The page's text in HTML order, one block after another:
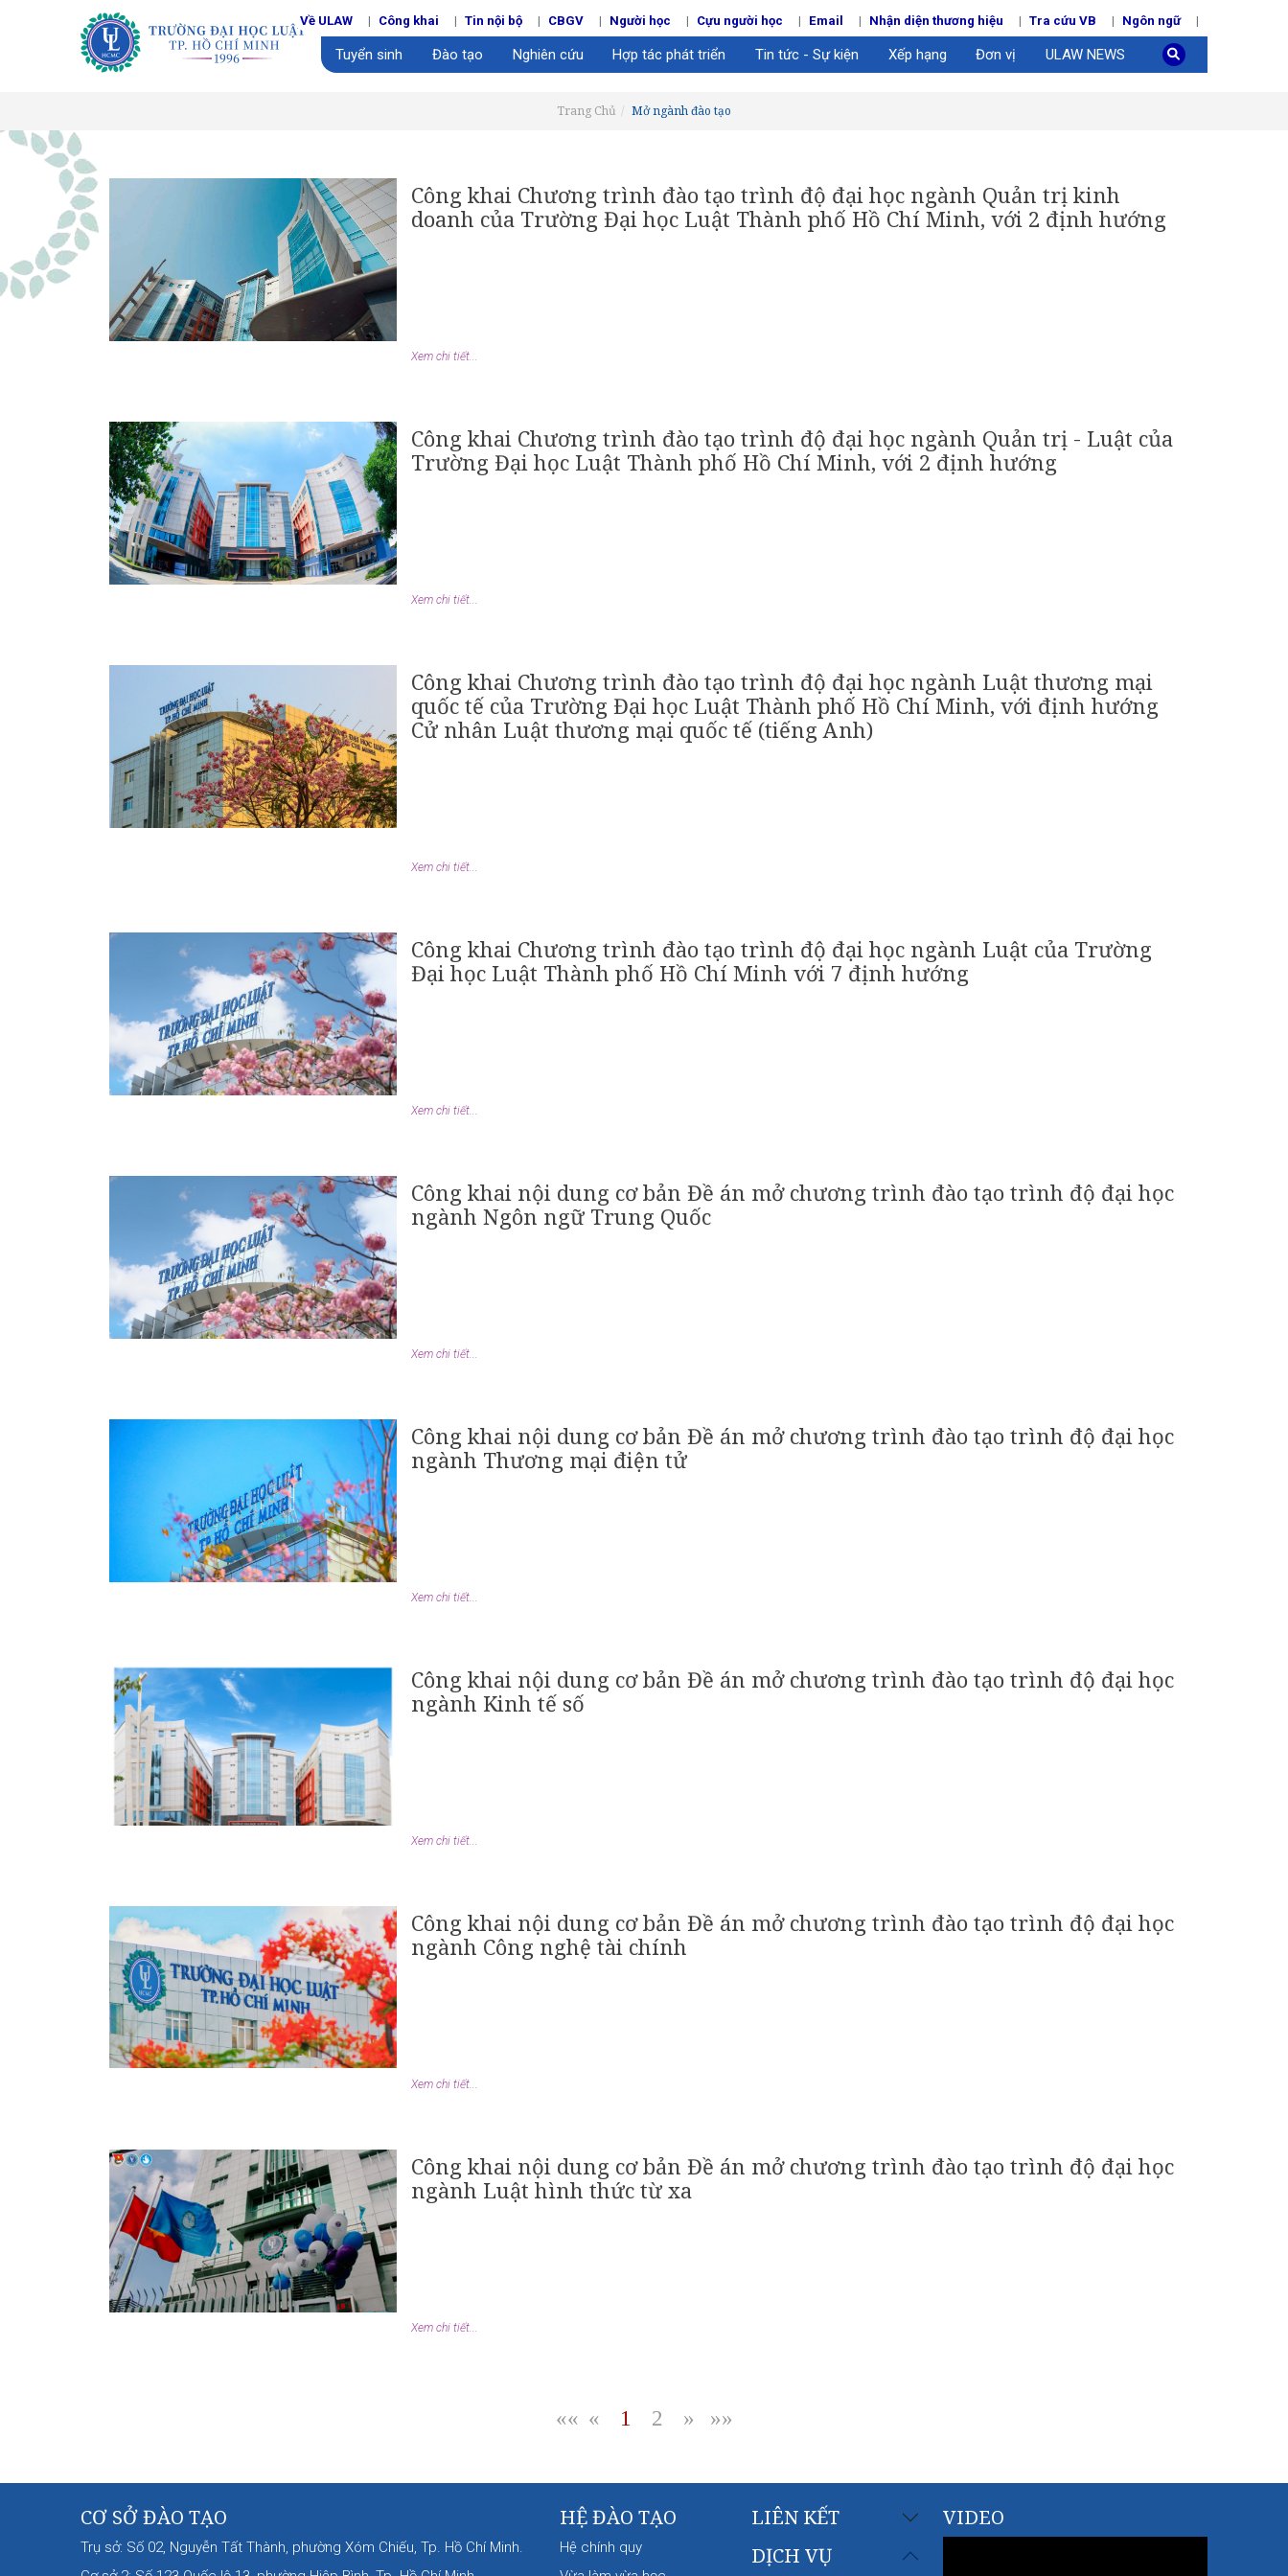
Về ULAW Công khai Tin nội bộ CBGV Người học Cựu người học Email Nhận diện thương hiệu Tra cứu VB Ngôn ngữ
Tuyển sinh Đào tạo Nghiên cứu Hợp tác phát triển Tin tức - Sự kiện Xếp hạng Đơn vị ULAW NEWS
Trang Chủ Mở ngành đào tạo
Công khai Chương trình đào tạo trình độ đại học ngành Quản trị kinh
doanh của Trường Đại học Luật Thành phố Hồ Chí Minh, với 2 định hướng
Xem chi tiết...
Công khai Chương trình đào tạo trình độ đại học ngành Quản trị - Luật của
Trường Đại học Luật Thành phố Hồ Chí Minh, với 2 định hướng
Xem chi tiết...
Công khai Chương trình đào tạo trình độ đại học ngành Luật thương mại
quốc tế của Trường Đại học Luật Thành phố Hồ Chí Minh, với định hướng
Cử nhân Luật thương mại quốc tế (tiếng Anh)
Xem chi tiết...
Công khai Chương trình đào tạo trình độ đại học ngành Luật của Trường
Đại học Luật Thành phố Hồ Chí Minh với 7 định hướng
Xem chi tiết...
Công khai nội dung cơ bản Đề án mở chương trình đào tạo trình độ đại học
ngành Ngôn ngữ Trung Quốc
Xem chi tiết...
Công khai nội dung cơ bản Đề án mở chương trình đào tạo trình độ đại học
ngành Thương mại điện tử
Xem chi tiết...
Công khai nội dung cơ bản Đề án mở chương trình đào tạo trình độ đại học
ngành Kinh tế số
Xem chi tiết...
Công khai nội dung cơ bản Đề án mở chương trình đào tạo trình độ đại học
ngành Công nghệ tài chính
Xem chi tiết...
Công khai nội dung cơ bản Đề án mở chương trình đào tạo trình độ đại học
ngành Luật hình thức từ xa
Xem chi tiết...
«« « 1 2 » »»
CƠ SỞ ĐÀO TẠO
Trụ sở: Số 02, Nguyễn Tất Thành, phường Xóm Chiếu, Tp. Hồ Chí Minh.
HỆ ĐÀO TẠO
Hệ chính quy
LIÊN KẾT
DỊCH VỤ
VIDEO